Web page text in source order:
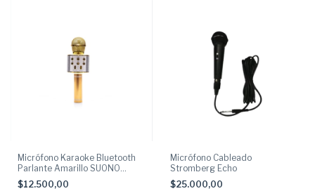
Micrófono Karaoke Bluetooth
Parlante Amarillo SUONO
AYV0034AMA
$12.500,00
Micrófono Cableado
Stromberg Echo
$25.000,00